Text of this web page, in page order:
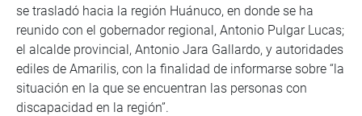
se trasladó hacia la región Huánuco, en donde se ha
reunido con el gobernador regional, Antonio Pulgar Lucas;
el alcalde provincial, Antonio Jara Gallardo, y autoridades
ediles de Amarilis, con la finalidad de informarse sobre “la
situación en la que se encuentran las personas con
discapacidad en la región”.